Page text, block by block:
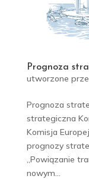
Prognoza
utworzone
Prognoza
strategiczna
Komisja
prognozy
„Powiązanie
nowym...